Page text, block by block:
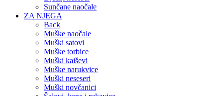
Sunčane naočale
ZA NJEGA
Back
Muške naočale
Muški satovi
Muške torbice
Muški kaiševi
Muške narukvice
Muški neseseri
Muški novčanici